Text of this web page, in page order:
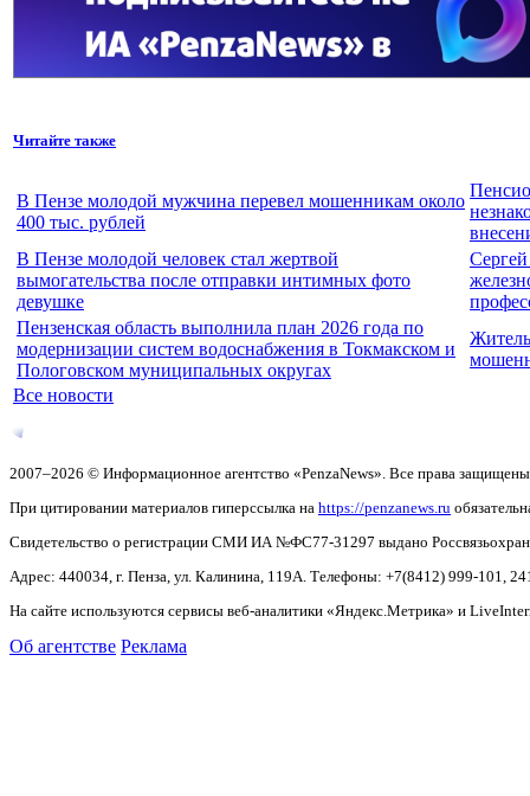
Читайте также
В Пензе молодой мужчина перевел мошенникам около
400 тыс. рублей
В Пензе молодой человек стал жертвой
вымогательства после отправки интимных фото
девушке
Пензенская область выполнила план 2026 года по
модернизации систем водоснабжения в Токмакском и
Пологовском муниципальных округах
Все новости
2007–2026 © Информационное агентство «PenzaNews». Все права
При цитировании материалов гиперссылка на https://penzanews.ru
Свидетельство о регистрации СМИ ИА №ФС77-31297 выдано
Адрес: 440034, г. Пенза, ул. Калинина, 119А. Телефоны: +7(8412) 999-101,
На сайте используются сервисы веб-аналитики «Яндекс.Метрика» и
Об агентстве Реклама